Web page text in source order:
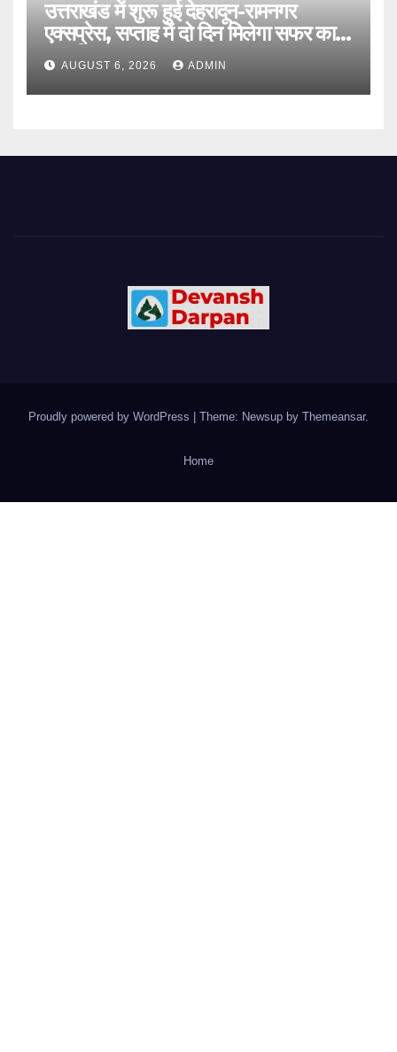
उत्तराखंड में शुरू हुई देहरादून-रामनगर
एक्सप्रेस, सप्ताह में दो दिन मिलेगा सफर का
नया विकल्प
AUGUST 6, 2026 ADMIN
Proudly powered by WordPress | Theme: Newsup by Themeansar.
Home